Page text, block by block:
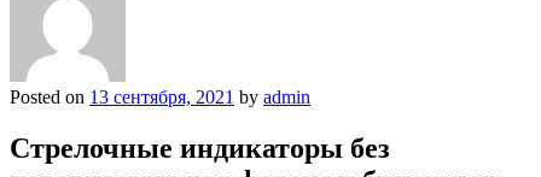
Posted on 13 сентября, 2021 by admin
Стрелочные индикаторы без